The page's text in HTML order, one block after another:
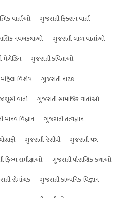
વાર્તાઓ
ગુજરાતી ફિક્શન વાર્તા
નવલકથાઓ
ગુજરાતી બાળ વાર્તાઓ
મેગેઝિન
ગુજરાતી કવિતાઓ
વિશેષ
ગુજરાતી નાટક
વાર્તા
ગુજરાતી સામાજિક વાર્તાઓ
માનવ વિજ્ઞાન
ગુજરાતી તત્વજ્ઞાન
ગુજરાતી રેસીપી
ગુજરાતી પત્ર
ફિલ્મ સમીક્ષાઓ
ગુજરાતી પૌરાણિક કથાઓ
રોમાંચક
ગુજરાતી કાલ્પનિક-વિજ્ઞાન